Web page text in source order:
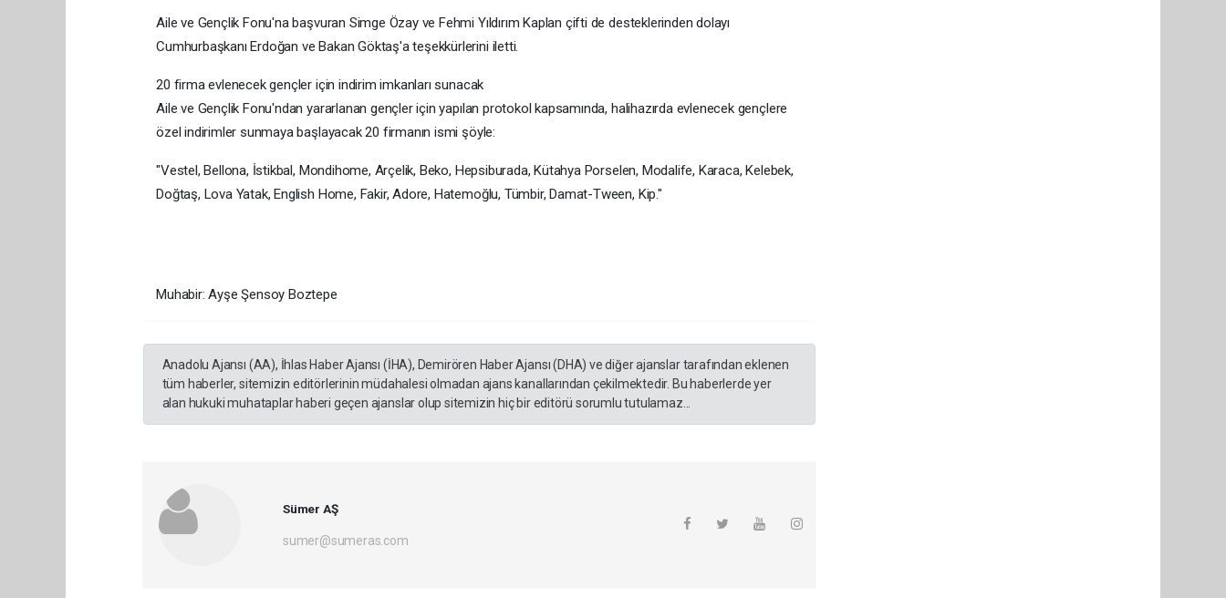
Aile ve Gençlik Fonu'na başvuran Simge Özay ve Fehmi Yıldırım Kaplan çifti de desteklerinden dolayı
Cumhurbaşkanı Erdoğan ve Bakan Göktaş'a teşekkürlerini iletti.
20 firma evlenecek gençler için indirim imkanları sunacak
Aile ve Gençlik Fonu'ndan yararlanan gençler için yapılan protokol kapsamında, halihazırda evlenecek gençlere
özel indirimler sunmaya başlayacak 20 firmanın ismi şöyle:
"Vestel, Bellona, İstikbal, Mondihome, Arçelik, Beko, Hepsiburada, Kütahya Porselen, Modalife, Karaca, Kelebek,
Doğtaş, Lova Yatak, English Home, Fakir, Adore, Hatemoğlu, Tümbir, Damat-Tween, Kip."
Muhabir: Ayşe Şensoy Boztepe
Anadolu Ajansı (AA), İhlas Haber Ajansı (İHA), Demirören Haber Ajansı (DHA) ve diğer ajanslar tarafından eklenen
tüm haberler, sitemizin editörlerinin müdahalesi olmadan ajans kanallarından çekilmektedir. Bu haberlerde yer
alan hukuki muhataplar haberi geçen ajanslar olup sitemizin hiç bir editörü sorumlu tutulamaz...
Sümer AŞ
sumer@sumeras.com